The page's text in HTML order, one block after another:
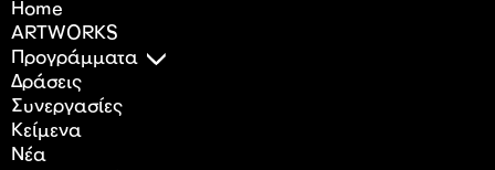
Home
ARTWORKS
Προγράμματα
Δράσεις
Συνεργασίες
Κείμενα
Nέα